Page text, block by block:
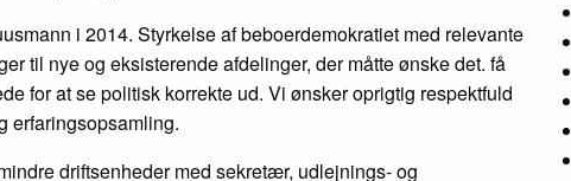
i 2014. Styrkelse af beboerdemokratiet med relevante
til nye og eksisterende afdelinger, der måtte ønske det. få
for at se politisk korrekte ud. Vi ønsker oprigtig respektfuld
erfaringsopsamling.
driftsenheder med sekretær, udlejnings- og